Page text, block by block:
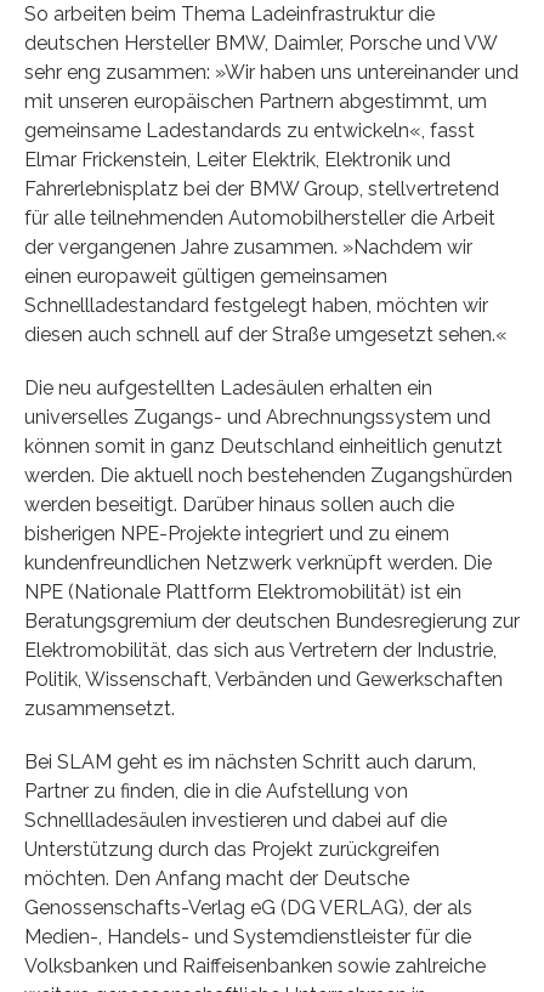
So arbeiten beim Thema Ladeinfrastruktur die
deutschen Hersteller BMW, Daimler, Porsche und VW
sehr eng zusammen: »Wir haben uns untereinander und
mit unseren europäischen Partnern abgestimmt, um
gemeinsame Ladestandards zu entwickeln«, fasst
Elmar Frickenstein, Leiter Elektrik, Elektronik und
Fahrerlebnisplatz bei der BMW Group, stellvertretend
für alle teilnehmenden Automobilhersteller die Arbeit
der vergangenen Jahre zusammen. »Nachdem wir
einen europaweit gültigen gemeinsamen
Schnellladestandard festgelegt haben, möchten wir
diesen auch schnell auf der Straße umgesetzt sehen.«
Die neu aufgestellten Ladesäulen erhalten ein
universelles Zugangs- und Abrechnungssystem und
können somit in ganz Deutschland einheitlich genutzt
werden. Die aktuell noch bestehenden Zugangshürden
werden beseitigt. Darüber hinaus sollen auch die
bisherigen NPE-Projekte integriert und zu einem
kundenfreundlichen Netzwerk verknüpft werden. Die
NPE (Nationale Plattform Elektromobilität) ist ein
Beratungsgremium der deutschen Bundesregierung zur
Elektromobilität, das sich aus Vertretern der Industrie,
Politik, Wissenschaft, Verbänden und Gewerkschaften
zusammensetzt.
Bei SLAM geht es im nächsten Schritt auch darum,
Partner zu finden, die in die Aufstellung von
Schnellladesäulen investieren und dabei auf die
Unterstützung durch das Projekt zurückgreifen
möchten. Den Anfang macht der Deutsche
Genossenschafts-Verlag eG (DG VERLAG), der als
Medien-, Handels- und Systemdienstleister für die
Volksbanken und Raiffeisenbanken sowie zahlreiche